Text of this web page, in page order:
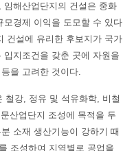
해산업단지의 건설은 중화
모경제 이익을 도모할 수 있다
건설에 유리한 후보지가 국가
지조건을 갖춘 곳에 자원을
을 고려한 것이다.
철강, 정유 및 석유화학, 비철
산업단지 조성에 목적을 두
소재 생산기능이 강하기 때
조성하여 지역별로 공업을